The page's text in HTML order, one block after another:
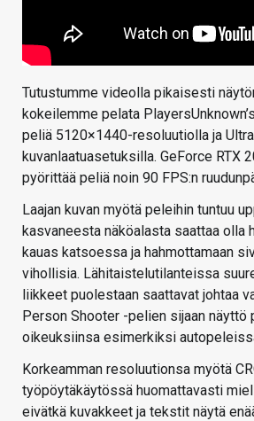
Tutustumme videolla pikaisesti
kokeilemme pelata
peliä 5120×1440-resoluutiolla ja
kuvanlaatuasetuksilla. GeForce RTX
pyörittää peliä noin 90 FPS:n
Laajan kuvan myötä peleihin tuntuu
kasvaneesta näköalasta saattaa olla
kauas katsoessa ja hahmottamaan
vihollisia. Lähitaistelutilanteissa
liikkeet puolestaan saattavat johtaa
Person Shooter -pelien sijaan näyttö
oikeuksiinsa esimerkiksi
Korkeamman resoluutionsa myötä
työpöytäkäytössä huomattavasti
eivätkä kuvakkeet ja tekstit näytä